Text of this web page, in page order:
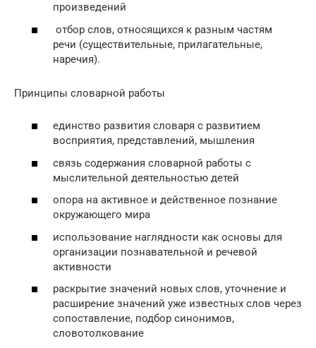
произведений
отбор слов, относящихся к разным частям
речи (существительные, прилагательные,
наречия).
Принципы словарной работы
единство развития словаря с развитием
восприятия, представлений, мышления
связь содержания словарной работы с
мыслительной деятельностью детей
опора на активное и действенное познание
окружающего мира
использование наглядности как основы для
организации познавательной и речевой
активности
раскрытие значений новых слов, уточнение и
расширение значений уже известных слов через
сопоставление, подбор синонимов,
словотолкование